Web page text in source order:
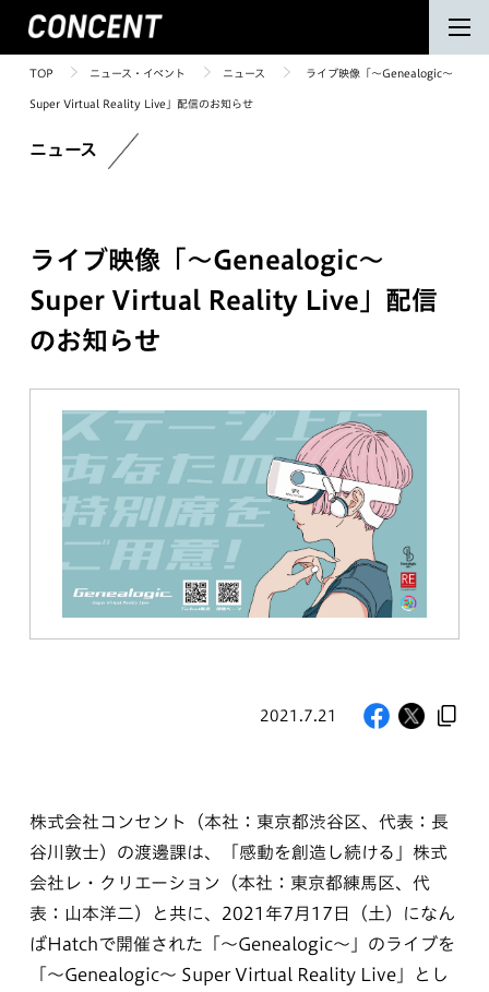
TOP ニュース・イベント ニュース ライブ映像「～Genealogic～
Super Virtual Reality Live」配信のお知らせ
ニュース
ライブ映像「～Genealogic～
Super Virtual Reality Live」配信
のお知らせ
2021.7.21
株式会社コンセント（本社：東京都渋谷区、代表：長
谷川敦士）の渡邊課は、「感動を創造し続ける」株式
会社レ・クリエーション（本社：東京都練馬区、代
表：山本洋二）と共に、2021年7月17日（土）になん
ばHatchで開催された「～Genealogic～」のライブを
「～Genealogic～ Super Virtual Reality Live」とし